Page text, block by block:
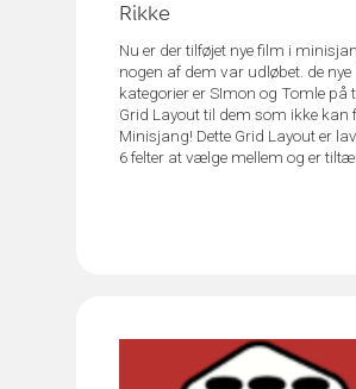
Rikke
Nu er der tilføjet nye film i
nogen af dem var udløbet. de nye
kategorier er SImon og Tomle på
Grid Layout til dem som ikke kan
Minisjang! Dette Grid Layout er
6 felter at vælge mellem og er